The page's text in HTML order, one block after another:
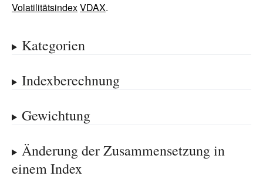
VolatilitätsindexVDAX.
Kategorien
Indexberechnung
Gewichtung
Änderung der Zusammensetzung in
einem Index